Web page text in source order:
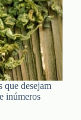
que desejam
inúmeros